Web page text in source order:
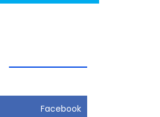
Facebook